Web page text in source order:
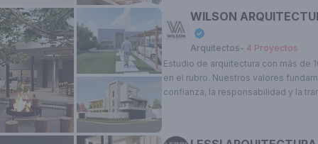
WILSON
está verificada, Obtené el tilde azul y
premium. Ver planes
ser Landhi Premium
Arquitectos- 4 Proyectos
Estudio de arquitectura con más de
en el rubro. Nuestros valores
confianza, la responsabilidad y la
una línea de diseño contemporáneo
el uso de la luz, la economía de